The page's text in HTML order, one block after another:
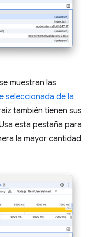
muestran las
seleccionada de la
también tienen sus
esta pestaña para
la mayor cantidad